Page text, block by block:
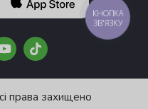
права захищено
КНОПКА
ЗВ'ЯЗКУ